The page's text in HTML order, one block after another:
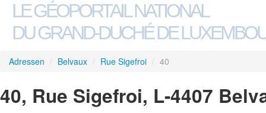
LE GÉOPORTAIL NATIONAL
DU GRAND-DUCHÉ DE
Adressen / Belvaux / Rue Sigefroi / 40
40, Rue Sigefroi, L-4407